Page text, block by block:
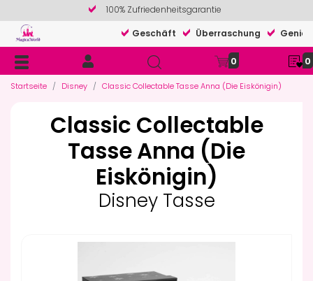
100% Zufriedenheitsgarantie
Geschäft
Überraschung
0 0
Startseite Disney Classic Collectable Tasse Anna (Die Eiskönigin)
Classic Collectable
Tasse Anna (Die
Eiskönigin)
Disney Tasse